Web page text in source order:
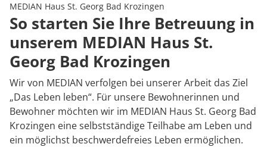
MEDIAN Haus St. Georg Bad Krozingen
So starten Sie Ihre Betreuung in
unserem MEDIAN Haus St.
Georg Bad Krozingen
Wir von MEDIAN verfolgen bei unserer Arbeit das Ziel
„Das Leben leben“. Für unsere Bewohnerinnen und
Bewohner möchten wir im MEDIAN Haus St. Georg Bad
Krozingen eine selbstständige Teilhabe am Leben und
ein möglichst beschwerdefreies Leben ermöglichen.